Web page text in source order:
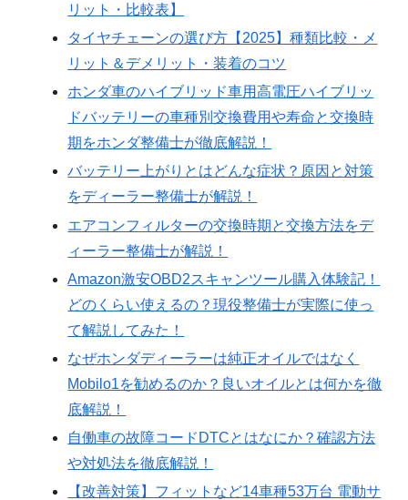
リット・比較表】
タイヤチェーンの選び方【2025】種類比較・メ
リット＆デメリット・装着のコツ
ホンダ車のハイブリッド車用高電圧ハイブリッ
ドバッテリーの車種別交換費用や寿命と交換時
期をホンダ整備士が徹底解説！
バッテリー上がりとはどんな症状？原因と対策
をディーラー整備士が解説！
エアコンフィルターの交換時期と交換方法をデ
ィーラー整備士が解説！
Amazon激安OBD2スキャンツール購入体験記！
どのくらい使えるの？現役整備士が実際に使っ
て解説してみた！
なぜホンダディーラーは純正オイルではなく
Mobilo1を勧めるのか？良いオイルとは何かを徹
底解説！
自働車の故障コードDTCとはなにか？確認方法
や対処法を徹底解説！
【改善対策】フィットなど14車種53万台 電動サ